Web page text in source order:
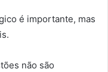
é importante, mas
não são